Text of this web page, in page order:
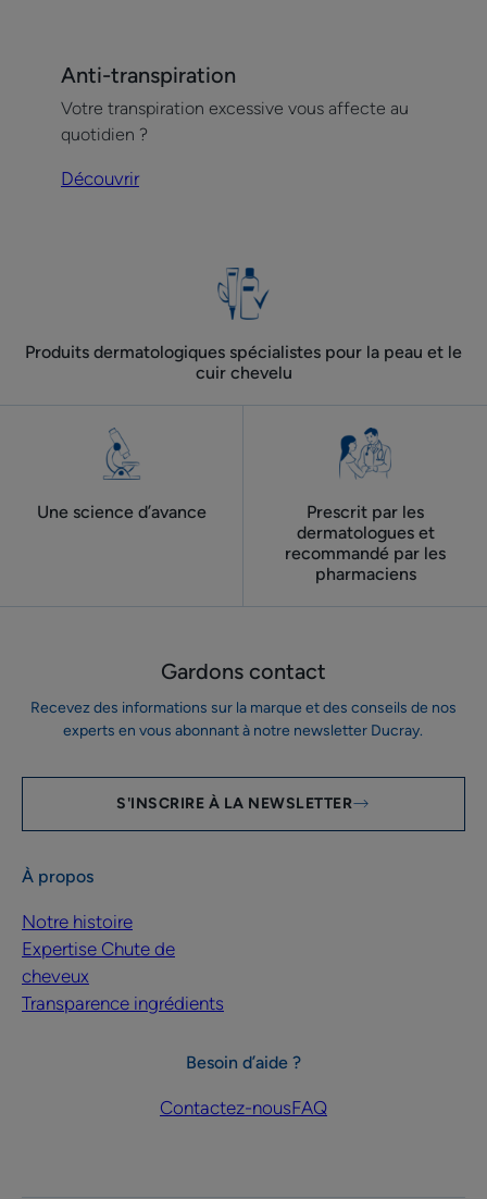
Anti-
transpiration
Anti-transpiration
Votre transpiration excessive vous affecte au
quotidien ?
Découvrir
Produits dermatologiques spécialistes pour la peau et le
cuir chevelu
Une science d’avance
Prescrit par les
dermatologues ​et
recommandé par les
pharmaciens
Gardons contact
Recevez des informations sur la marque et des conseils de nos
experts en vous abonnant à notre newsletter Ducray.
S'INSCRIRE À LA NEWSLETTER
À propos
Notre histoire
Expertise Chute de
cheveux
Transparence ingrédients
Besoin d’aide ?
Contactez-nousFAQ